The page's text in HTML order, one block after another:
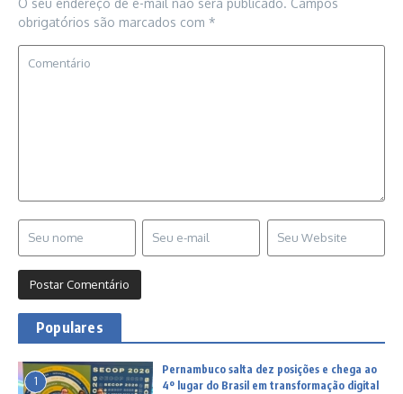
O seu endereço de e-mail não será publicado. Campos
obrigatórios são marcados com *
Populares
1
Pernambuco salta dez posições e chega ao
4º lugar do Brasil em transformação digital